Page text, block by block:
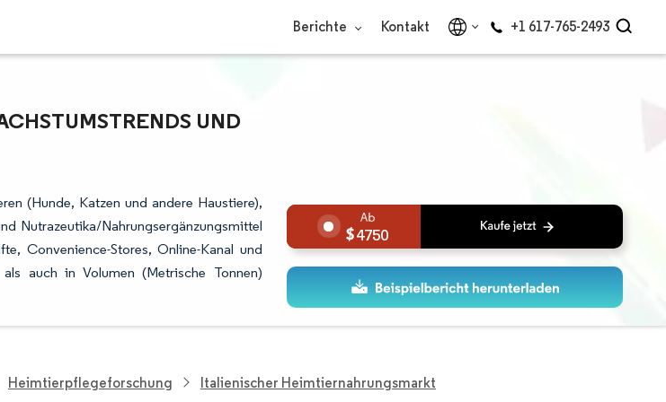
Berichte Kontakt +1 617-765-2493
UND P
(Hunde, Katzen und andere Haustiere),
Nutrazeutika/Nahrungsergänzungsmittel
Convenience-Stores, Online-Kanal und
auch in Volumen (Metrische Tonnen)
4750
Heimtierpflegeforschung Italienischer Heimtiernahrungsmarkt